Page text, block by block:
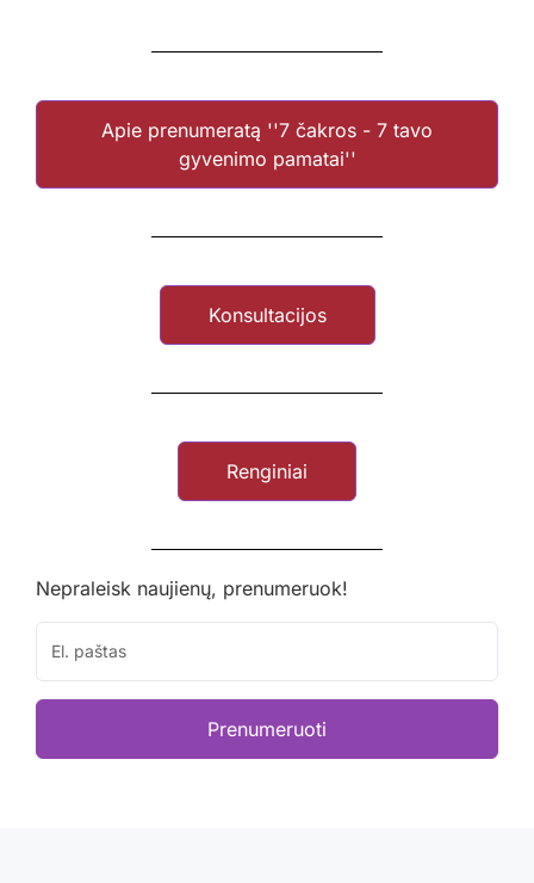
Apie prenumeratą ''7 čakros - 7 tavo
gyvenimo pamatai''
Konsultacijos
Renginiai
Nepraleisk naujienų, prenumeruok!
Prenumeruoti